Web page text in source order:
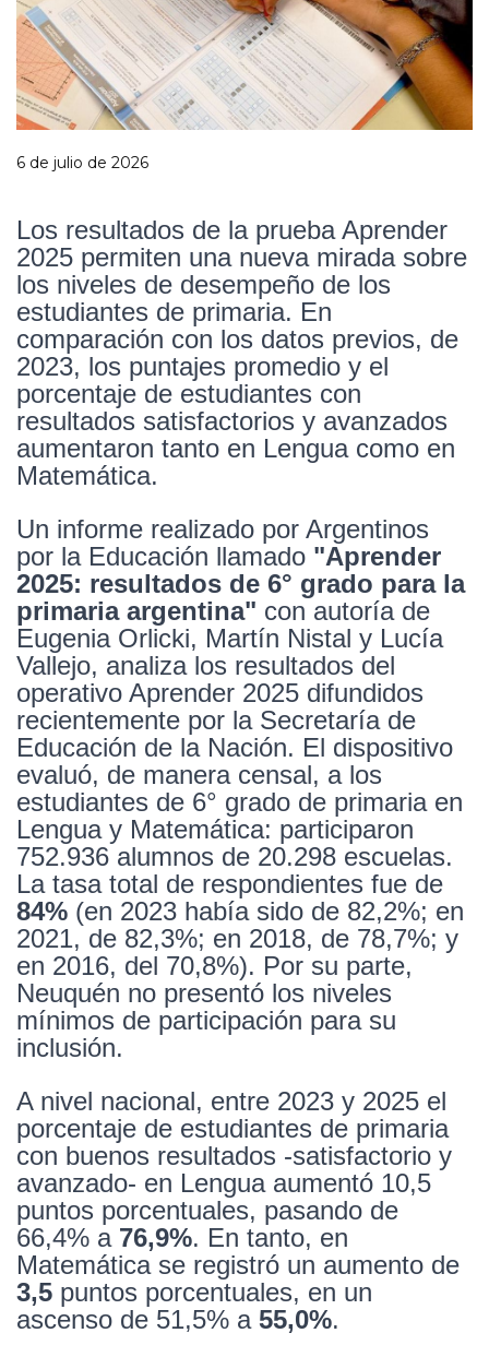
6 de julio de 2026
Los resultados de la prueba Aprender
2025 permiten una nueva mirada sobre
los niveles de desempeño de los
estudiantes de primaria. En
comparación con los datos previos, de
2023, los puntajes promedio y el
porcentaje de estudiantes con
resultados satisfactorios y avanzados
aumentaron tanto en Lengua como en
Matemática.
Un informe realizado por Argentinos
por la Educación llamado "Aprender
2025: resultados de 6° grado para la
primaria argentina" con autoría de
Eugenia Orlicki, Martín Nistal y Lucía
Vallejo, analiza los resultados del
operativo Aprender 2025 difundidos
recientemente por la Secretaría de
Educación de la Nación. El dispositivo
evaluó, de manera censal, a los
estudiantes de 6° grado de primaria en
Lengua y Matemática: participaron
752.936 alumnos de 20.298 escuelas.
La tasa total de respondientes fue de
84% (en 2023 había sido de 82,2%; en
2021, de 82,3%; en 2018, de 78,7%; y
en 2016, del 70,8%). Por su parte,
Neuquén no presentó los niveles
mínimos de participación para su
inclusión.
A nivel nacional, entre 2023 y 2025 el
porcentaje de estudiantes de primaria
con buenos resultados -satisfactorio y
avanzado- en Lengua aumentó 10,5
puntos porcentuales, pasando de
66,4% a 76,9%. En tanto, en
Matemática se registró un aumento de
3,5 puntos porcentuales, en un
ascenso de 51,5% a 55,0%.